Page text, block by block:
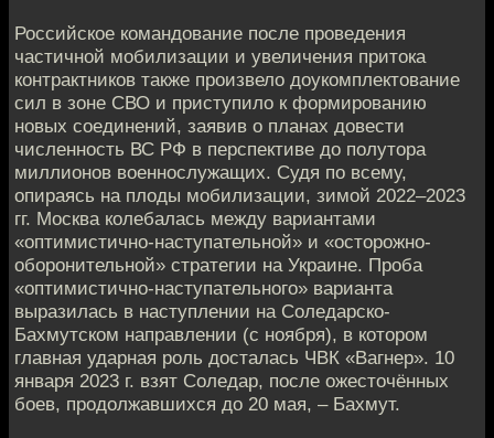
Российское командование после проведения
частичной мобилизации и увеличения притока
контрактников также произвело доукомплектование
сил в зоне СВО и приступило к формированию
новых соединений, заявив о планах довести
численность ВС РФ в перспективе до полутора
миллионов военнослужащих. Судя по всему,
опираясь на плоды мобилизации, зимой 2022–2023
гг. Москва колебалась между вариантами
«оптимистично-наступательной» и «осторожно-
оборонительной» стратегии на Украине. Проба
«оптимистично-наступательного» варианта
выразилась в наступлении на Соледарско-
Бахмутском направлении (с ноября), в котором
главная ударная роль досталась ЧВК «Вагнер». 10
января 2023 г. взят Соледар, после ожесточённых
боев, продолжавшихся до 20 мая, – Бахмут.